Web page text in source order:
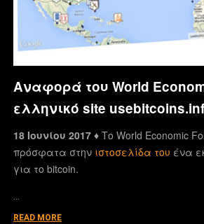
Αναφορά του World
ελληνικό site
18 Ιουνίου 2017 ♦Το World Economic
πρόσφατα στην ιστοσελίδα του ένα
για το bitcoin.
READ MORE